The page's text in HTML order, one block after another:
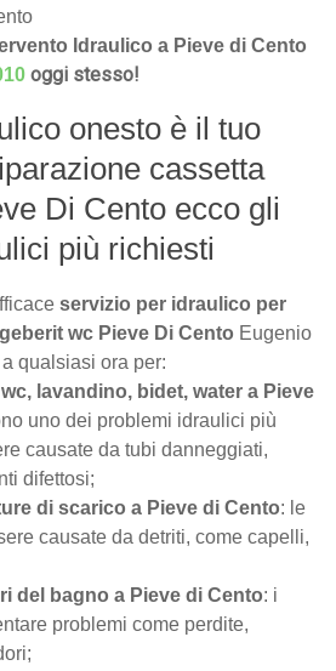
Idraulico a Pieve di Cento
oggi stesso!
onesto è il tuo
cassetta
Di Cento ecco gli
più richiesti
servizio per idraulico per
wc Pieve Di Cento Eugenio
qualsiasi ora per:
lavandino, bidet, water a Pieve
uno dei problemi idraulici più
causate da tubi danneggiati,
difettosi;
di scarico a Pieve di Cento: le
causate da detriti, come capelli,
del bagno a Pieve di Cento: i
problemi come perdite,